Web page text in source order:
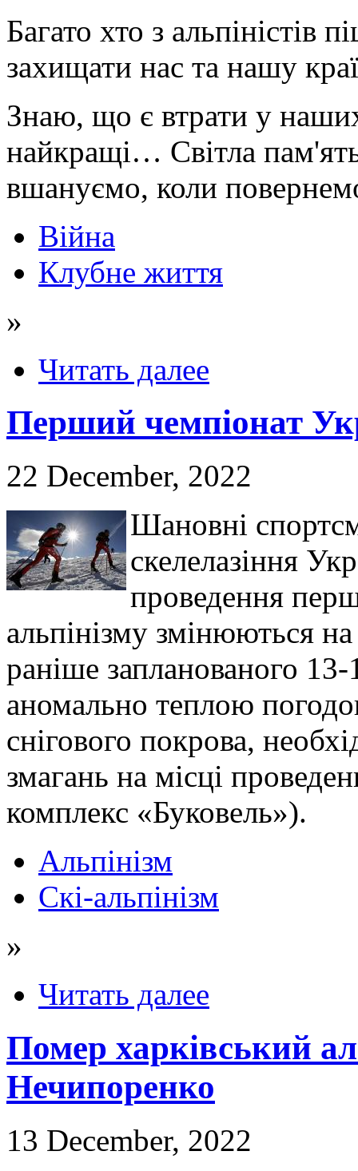
Багато хто з альпіністів
захищати нас та нашу
Знаю, що є втрати у
найкращі… Світла
вшануємо, коли
Війна
Клубне життя
»
Читать далее
Перший чемпіонат
22 December, 2022
Шановні
скелелазіння
проведення
альпінізму змінюються
раніше запланованого
аномально теплою
снігового покрова,
змагань на місці
комплекс «Буковель»).
Альпінізм
Скі-альпінізм
»
Читать далее
Помер харківський
Нечипоренко
13 December, 2022